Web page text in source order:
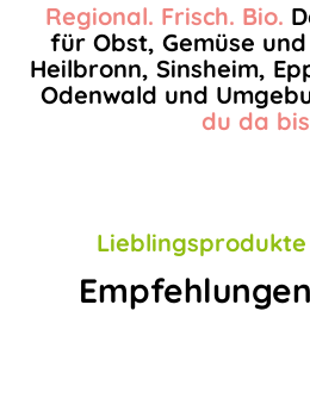
Regional. Frisch. Bio.
für Obst, Gemüse
Heilbronn, Sinsheim,
Odenwald und
du da